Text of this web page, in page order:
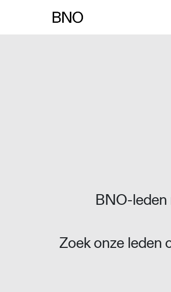
BNO-leden
Zoek onze leden